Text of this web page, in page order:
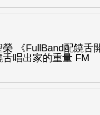
《FullBand配饒舌
唱出家的重量 FM